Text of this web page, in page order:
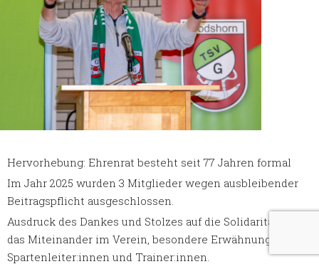
Hervorhebung: Ehrenrat besteht seit 77 Jahren formal
Im Jahr 2025 wurden 3 Mitglieder wegen ausbleibender
Beitragspflicht ausgeschlossen.
Ausdruck des Dankes und Stolzes auf die Solidarität und
das Miteinander im Verein, besondere Erwähnung der
Spartenleiter:innen und Trainer:innen.